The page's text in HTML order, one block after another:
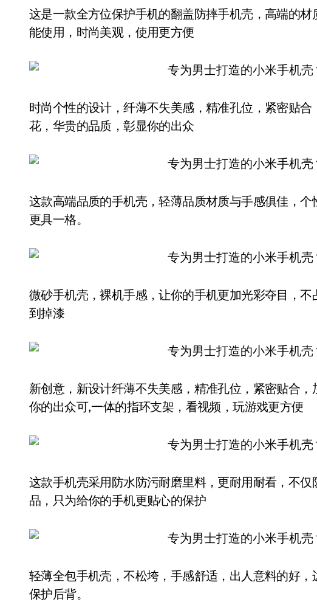
这是一款全方位保护手机的翻盖防摔手机壳，高端的
能使用，时尚美观，使用更方便
时尚个性的设计，纤薄不失美感，精准孔位，紧密贴
花，华贵的品质，彰显你的出众
这款高端品质的手机壳，轻薄品质材质与手感俱佳，
更具一格。
微砂手机壳，裸机手感，让你的手机更加光彩夺目，
到掉漆
新创意，新设计纤薄不失美感，精准孔位，紧密贴合
你的出众可,一体的指环支架，看视频，玩游戏更方便
这款手机壳采用防水防污耐磨里料，更耐用耐看，不
品，只为给你的手机更贴心的保护
轻薄全包手机壳，不松垮，手感舒适，出人意料的好
保护后背。